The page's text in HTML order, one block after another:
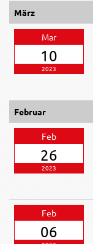
März
Mar
10
2023
Februar
Feb
26
2023
Feb
06